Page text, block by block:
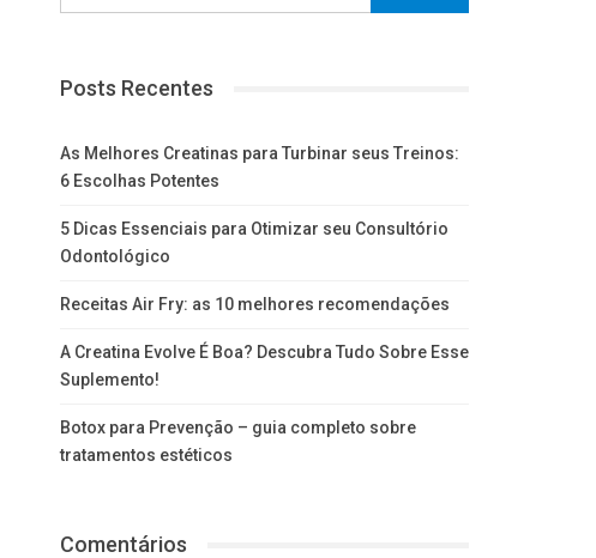
Posts Recentes
As Melhores Creatinas para Turbinar seus Treinos:
6 Escolhas Potentes
5 Dicas Essenciais para Otimizar seu Consultório
Odontológico
Receitas Air Fry: as 10 melhores recomendações
A Creatina Evolve É Boa? Descubra Tudo Sobre Esse
Suplemento!
Botox para Prevenção – guia completo sobre
tratamentos estéticos
Comentários